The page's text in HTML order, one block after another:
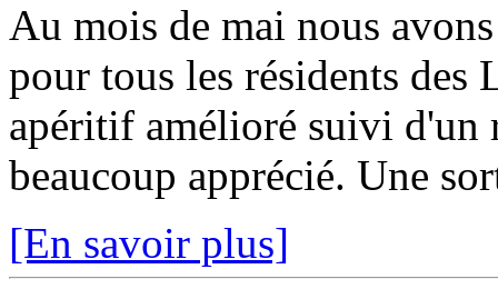
Au mois de mai nous
pour tous les résidents des
apéritif amélioré suivi d'un
beaucoup apprécié. Une
[En savoir plus]